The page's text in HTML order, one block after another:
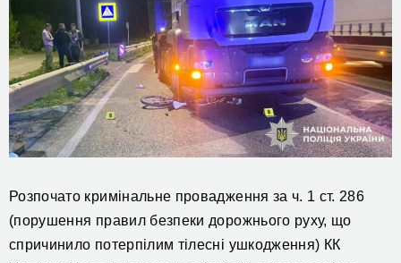
Розпочато кримінальне провадження за ч. 1 ст. 286
(порушення правил безпеки дорожнього руху, що
спричинило потерпілим тілесні ушкодження) КК